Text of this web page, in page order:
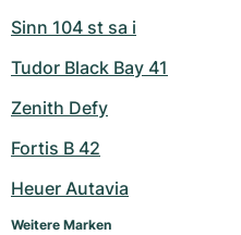
Sinn 104 st sa i
Tudor Black Bay 41
Zenith Defy
Fortis B 42
Heuer Autavia
Weitere Marken